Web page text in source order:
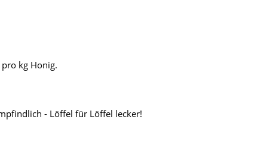
kg Honig.
- Löffel für Löffel lecker!